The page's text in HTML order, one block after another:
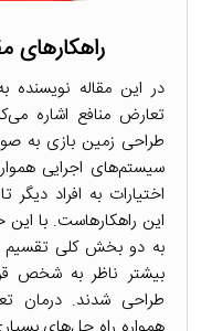
راهکارهای
در این مقاله نویسنده
تعارض منافع اشاره
طراحی زمین بازی به
سیستم‌های اجرایی
اختیارات به افراد
این راهکارهاست. با
به دو بخش کلی تقسیم
بیشتر ناظر به شخص
طراحی شدند. درمان